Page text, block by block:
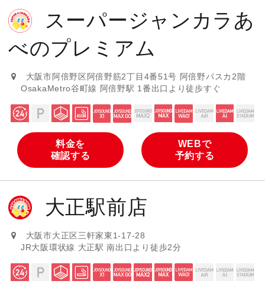
スーパージャンカラあ
べのプレミアム
大阪市阿倍野区阿倍野筋2丁目4番51号 阿倍野パスカ2階
OsakaMetro谷町線 阿倍野駅 1番出口より徒歩すぐ
料金を
確認する
WEBで
予約する
大正駅前店
大阪市大正区三軒家東1-17-28
JR大阪環状線 大正駅 南出口より徒歩2分